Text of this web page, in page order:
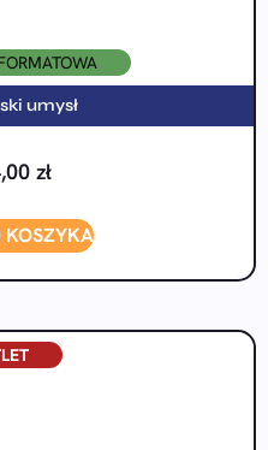
umysł
zł